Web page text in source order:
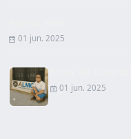
01 jun. 2025
01 jun. 2025